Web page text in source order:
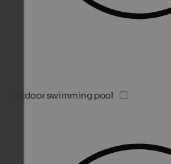
Outdoor swimming pool